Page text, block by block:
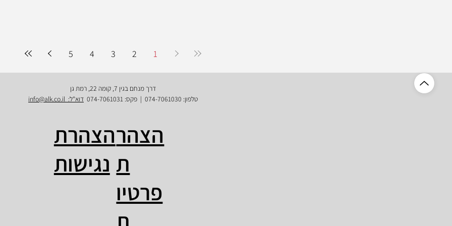
1
2
3
4
5
הצהר
ת
פרטיו
דרך מנחם בגין 7, קומה 22, רמת גן
טלפון: 074-7061030 | פקס: 074-7061031
דוא"ל: info@alk.co.il
הצהרת
נגישות